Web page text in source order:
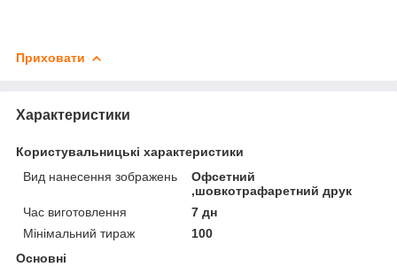
Приховати
Характеристики
Користувальницькі характеристики
Вид нанесення зображень
Офсетний
,шовкотрафаретний друк
Час виготовлення
7 дн
Мінімальний тираж
100
Основні